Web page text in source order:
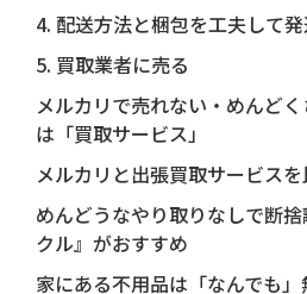
4. 配送方法と梱包を工夫して
5. 買取業者に売る
メルカリで売れない・めんど
は「買取サービス」
メルカリと出張買取サービス
めんどうなやり取りなしで断
クル』がおすすめ
家にある不用品は「なんでも」